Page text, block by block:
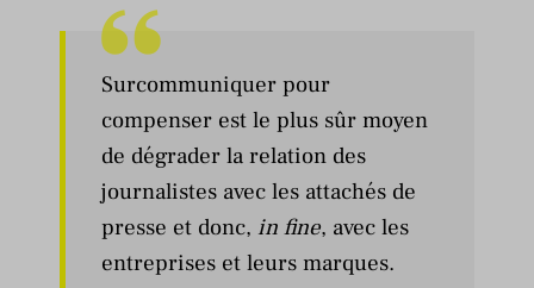
Surcommuniquer pour
compenser est le plus sûr moyen
de dégrader la relation des
journalistes avec les attachés de
presse et donc, in fine, avec les
entreprises et leurs marques.